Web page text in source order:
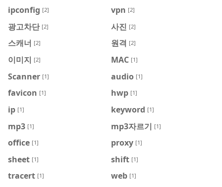
ipconfig [2] vpn [2]
광고차단 [2] 사진 [2]
스캐너 [2] 원격 [2]
이미지 [2] MAC [1]
Scanner [1] audio [1]
favicon [1] hwp [1]
ip [1] keyword [1]
mp3 [1] mp3자르기 [1]
office [1] proxy [1]
sheet [1] shift [1]
tracert [1] web [1]